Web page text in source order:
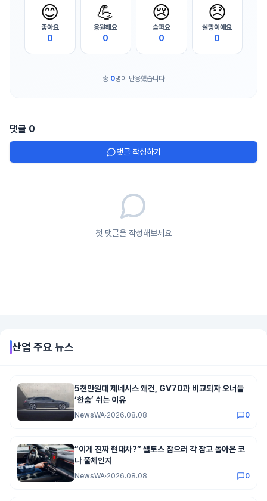
😊
좋아요
0
💪
응원해요
0
😢
슬퍼요
0
😞
실망이에요
0
총 0명이 반응했습니다
댓글 0
댓글 작성하기
첫 댓글을 작성해보세요
산업 주요 뉴스
5천만원대 제네시스 왜건, GV70과 비교되자 오너들
‘한숨’ 쉬는 이유
NewsWA·2026.08.08 0
“이게 진짜 현대차?” 셀토스 잡으러 각 잡고 돌아온 코
나 풀체인지
NewsWA·2026.08.08 0